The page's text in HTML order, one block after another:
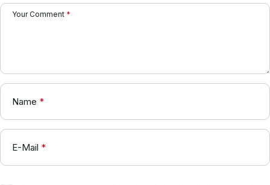
Your Comment *
Name *
E-Mail *